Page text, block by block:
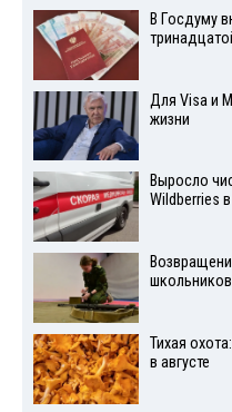
В Госдуму
Для Visа и
жизни
Выросло
Wildberries
Тихая
в августе